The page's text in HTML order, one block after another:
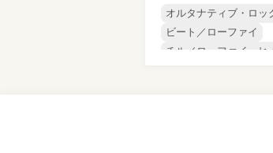
オルタナティブ・ロッ
ビート／ローファイ
チル／ローファイ・ヒ